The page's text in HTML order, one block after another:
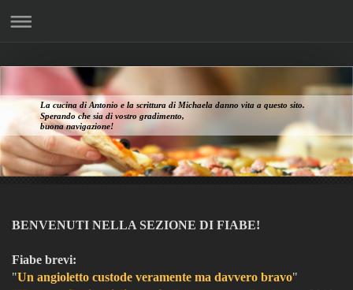
La cucina di Antonio e la scrittura di Michaela danno vita a questo sito.
Sperando che sia di vostro gradimento,
buona navigazione!
BENVENUTI NELLA SEZIONE DI FIABE!
Fiabe brevi:
"Un angioletto custode veramente ma davvero bravo"